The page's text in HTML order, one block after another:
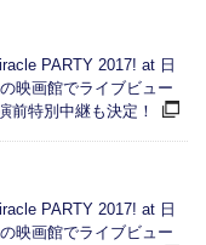
PARTY 2017! at 日
映画館でライブビュー
前特別中継も決定！
PARTY 2017! at 日
映画館でライブビュー